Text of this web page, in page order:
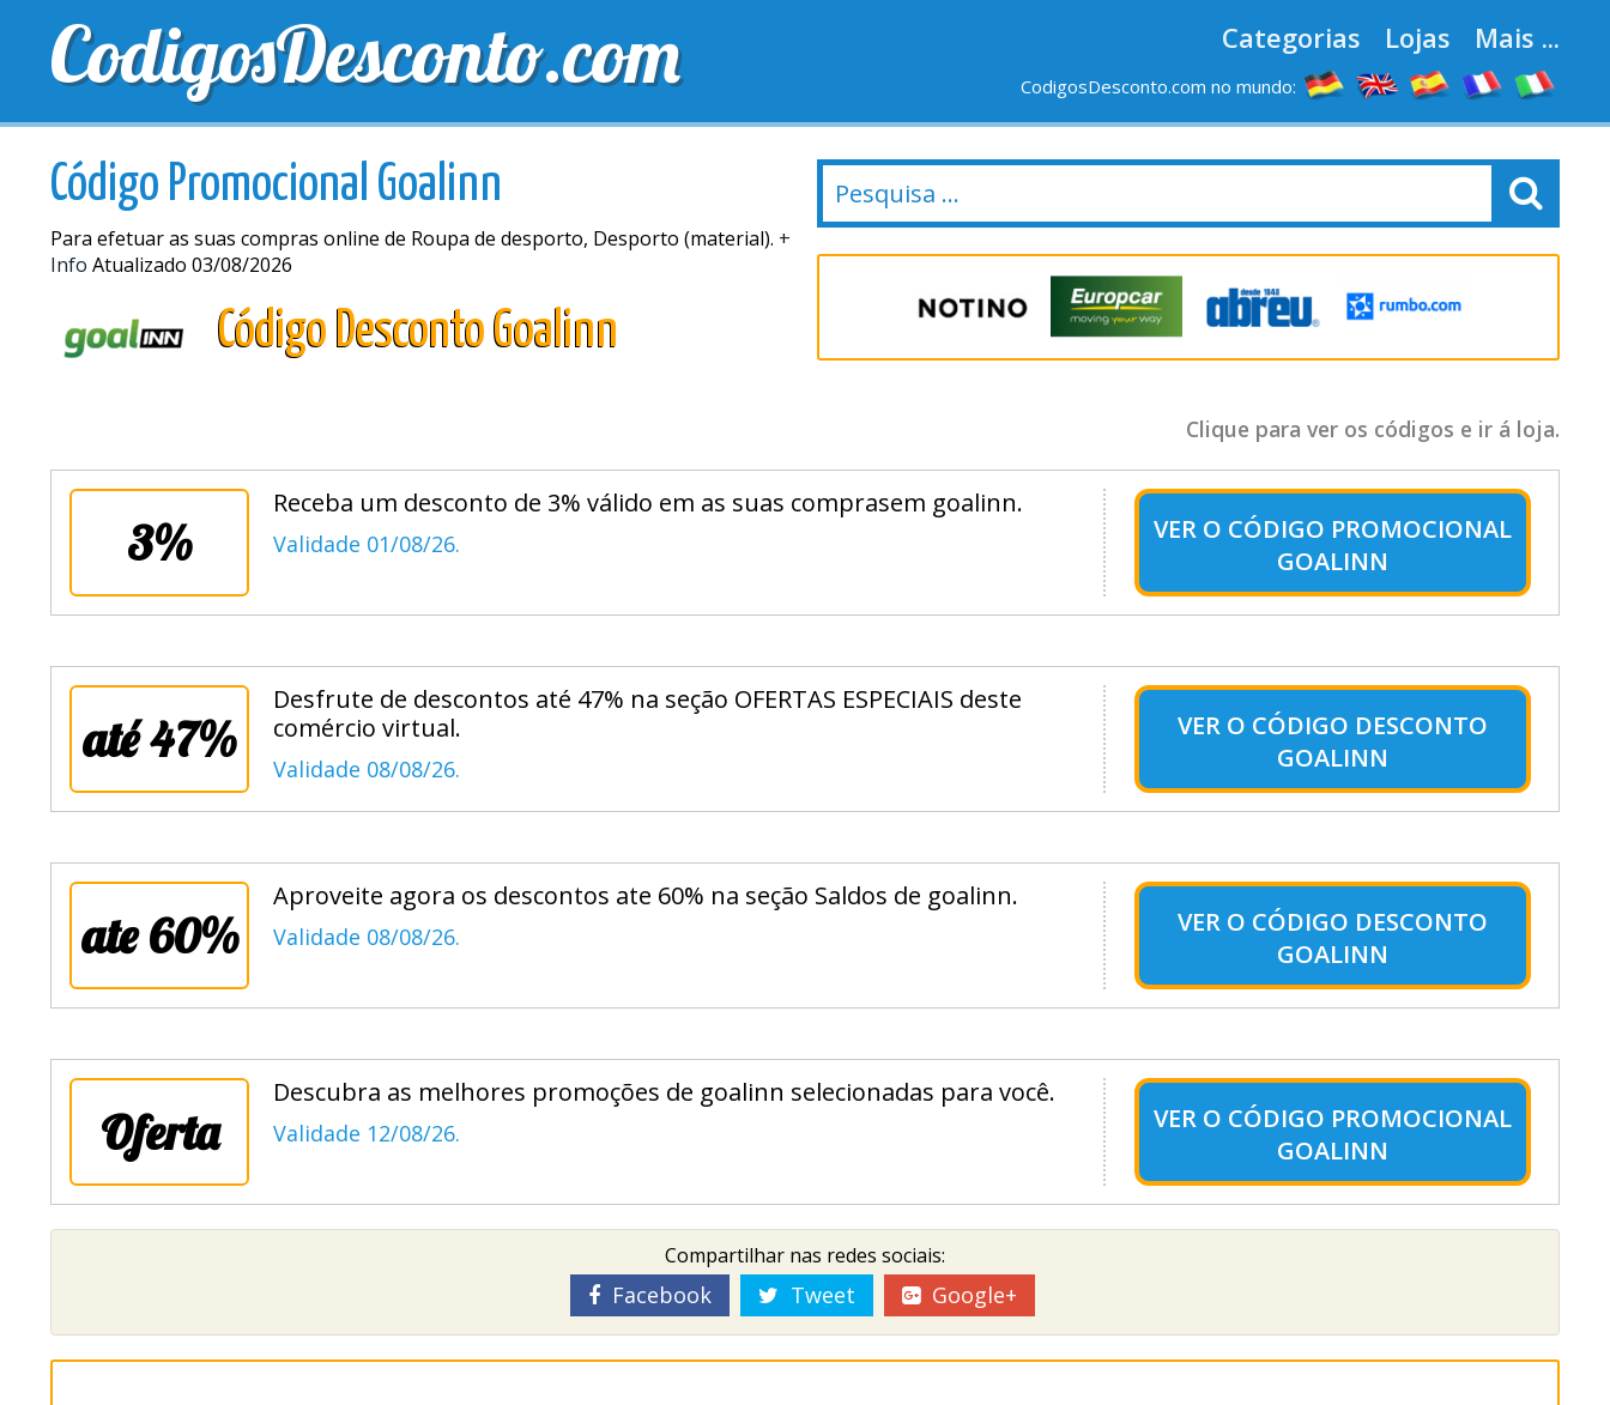
CodigosDesconto.com Categorias Lojas Mais ...
CodigosDesconto.com no mundo:
MELHORES CUPONS CUPONS EXCLUSIVOS NOVAS LOJAS
Código Promocional Goalinn
Para efetuar as suas compras online de Roupa de desporto, Desporto (material). +
Info Atualizado 03/08/2026
Código Desconto Goalinn
Clique para ver os códigos e ir á loja.
3%
Receba um desconto de 3% válido em as suas comprasem goalinn.
Validade 01/08/26. VER O CÓDIGO PROMOCIONAL
GOALINN
até 47%
Desfrute de descontos até 47% na seção OFERTAS ESPECIAIS deste
comércio virtual.
Validade 08/08/26.
VER O CÓDIGO DESCONTO
GOALINN
ate 60%
Aproveite agora os descontos ate 60% na seção Saldos de goalinn.
Validade 08/08/26. VER O CÓDIGO DESCONTO
GOALINN
Oferta
Descubra as melhores promoções de goalinn selecionadas para você.
Validade 12/08/26. VER O CÓDIGO PROMOCIONAL
GOALINN
Compartilhar nas redes sociais:
Facebook Tweet Google+